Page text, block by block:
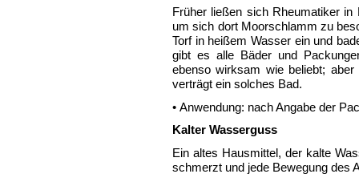
Früher ließen sich Rheumatiker
um sich dort Moorschlamm zu
Torf in heißem Wasser ein und
gibt es alle Bäder und
ebenso wirksam wie beliebt;
verträgt ein solches Bad.
• Anwendung: nach Angabe der
Kalter Wasserguss
Ein altes Hausmittel, der kalte
schmerzt und jede Bewegung des